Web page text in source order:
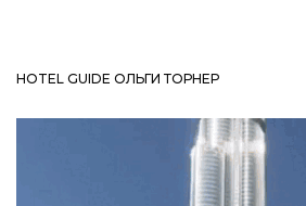
HOTEL GUIDE ОЛЬГИ ТОРНЕР